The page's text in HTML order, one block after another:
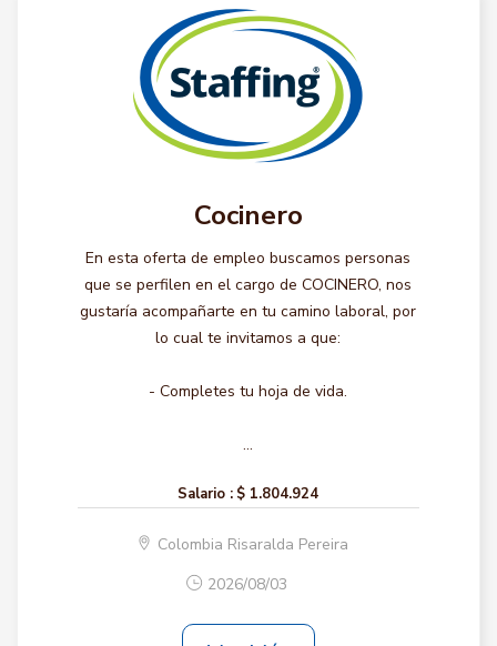
Cocinero
En esta oferta de empleo buscamos personas
que se perfilen en el cargo de COCINERO, nos
gustaría acompañarte en tu camino laboral, por
lo cual te invitamos a que:
- Completes tu hoja de vida.
...
Salario : $ 1.804.924
Colombia Risaralda Pereira
2026/08/03